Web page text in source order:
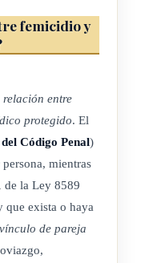
a lo establecido en
23
el artículo 1° de la
N° 10022 del 23
N° 9975 del 14 de
femicidio y
relación entre
protegido. El
Código Penal)
mientras
de la Ley 8589
que exista o haya
vínculo de pareja